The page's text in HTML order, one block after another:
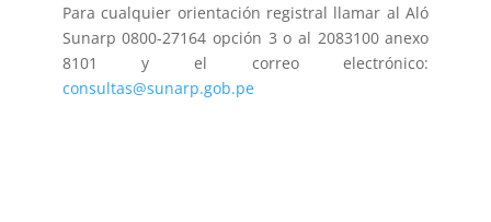
Para cualquier orientación registral llamar al Aló
Sunarp 0800-27164 opción 3 o al 2083100 anexo
8101 y el correo electrónico:
consultas@sunarp.gob.pe